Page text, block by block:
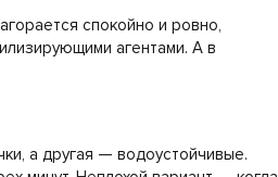
спокойно и ровно,
агентами. А в
а другая — водоустойчивые.